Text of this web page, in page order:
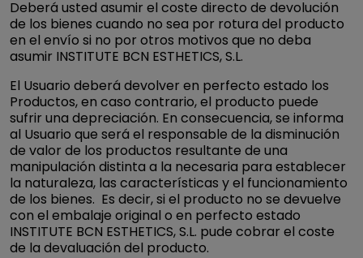
Deberá usted asumir el coste directo de devolución
de los bienes cuando no sea por rotura del producto
en el envío si no por otros motivos que no deba
asumir INSTITUTE BCN ESTHETICS, S.L.
El Usuario deberá devolver en perfecto estado los
Productos, en caso contrario, el producto puede
sufrir una depreciación. En consecuencia, se informa
al Usuario que será el responsable de la disminución
de valor de los productos resultante de una
manipulación distinta a la necesaria para establecer
la naturaleza, las características y el funcionamiento
de los bienes. Es decir, si el producto no se devuelve
con el embalaje original o en perfecto estado
INSTITUTE BCN ESTHETICS, S.L. pude cobrar el coste
de la devaluación del producto.